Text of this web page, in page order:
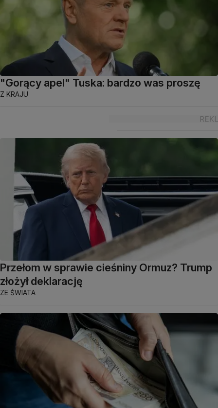
"Gorący apel" Tuska: bardzo was proszę
Z KRAJU
Przełom w sprawie cieśniny Ormuz? Trump
złożył deklarację
ZE ŚWIATA